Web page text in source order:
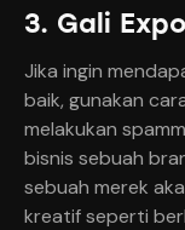
3. Gali
Jika ingin
baik, gunakan
melakukan
bisnis sebuah
sebuah merek
kreatif seperti